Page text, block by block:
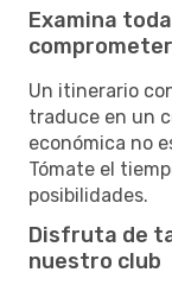
Examina
Un itinerario
traduce en un
económica no
Tómate el
posibilidades.
Disfruta de
nuestro club